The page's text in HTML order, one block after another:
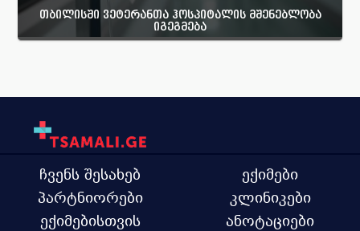
თბილისში ვეტერანთა ჰოსპიტალის მშენებლობა
იგეგმება
ჩვენს შესახებ
პარტნიორები
ექიმებისთვის
ექიმები
კლინიკები
ანოტაციები